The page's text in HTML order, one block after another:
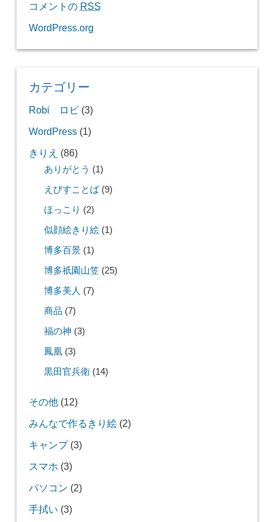
コメントの RSS
WordPress.org
カテゴリー
Robi ロビ(3)
WordPress(1)
きりえ (86)
ありがとう (1)
えびすことば(9)
ほっこり (2)
似顔絵きり絵(1)
博多百景(1)
博多祇園山笠(25)
博多美人 (7)
商品 (7)
福の神 (3)
鳳凰(3)
黒田官兵衛(14)
その他(12)
みんなで作るきり絵(2)
キャンプ(3)
スマホ (3)
パソコン (2)
手拭い (3)